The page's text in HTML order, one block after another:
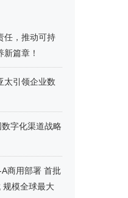
任，推动可持
篇章！
太引领企业数
字化渠道战略
商用部署 首批
规模全球最大